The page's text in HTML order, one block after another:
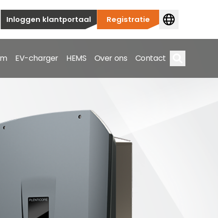
Inloggen klantportaal Registratie
EV-charger HEMS Over ons Contact
tot commerciële en utiliteitstoepassingen.